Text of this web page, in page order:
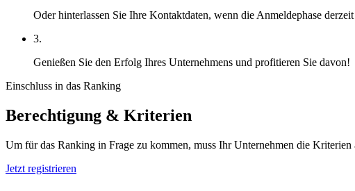
Oder hinterlassen Sie Ihre Kontaktdaten, wenn die Anmeldephase derzeit
3.
Genießen Sie den Erfolg Ihres Unternehmens und profitieren Sie davon!
Einschluss in das Ranking
Berechtigung & Kriterien
Um für das Ranking in Frage zu kommen, muss Ihr Unternehmen die Kriterien
Jetzt registrieren